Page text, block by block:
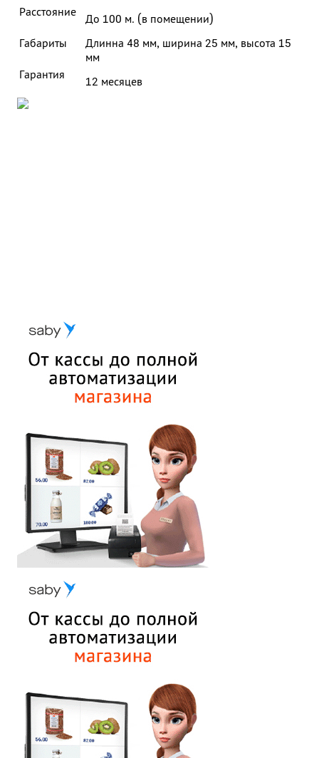
Расстояние
До 100 м. (в помещении)
Габариты
Длинна 48 мм, ширина 25 мм, высота 15
мм
Гарантия
12 месяцев